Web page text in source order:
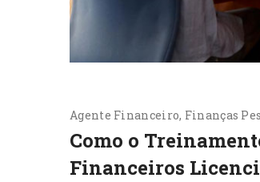
Agente Financeiro Finanças
Como o
Financeiros